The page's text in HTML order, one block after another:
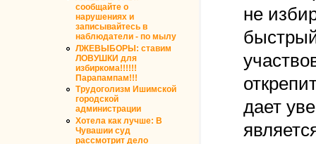
сообщайте о
нарушениях и
записывайтесь в
наблюдатели - по мылу
ЛЖЕВЫБОРЫ: ставим
ЛОВУШКИ для
избиркома!!!!!!
Парапампам!!!
Трудоголизм Ишимской
городской
администрации
Хотела как лучше: В
Чувашии суд
рассмотрит дело
не
дает